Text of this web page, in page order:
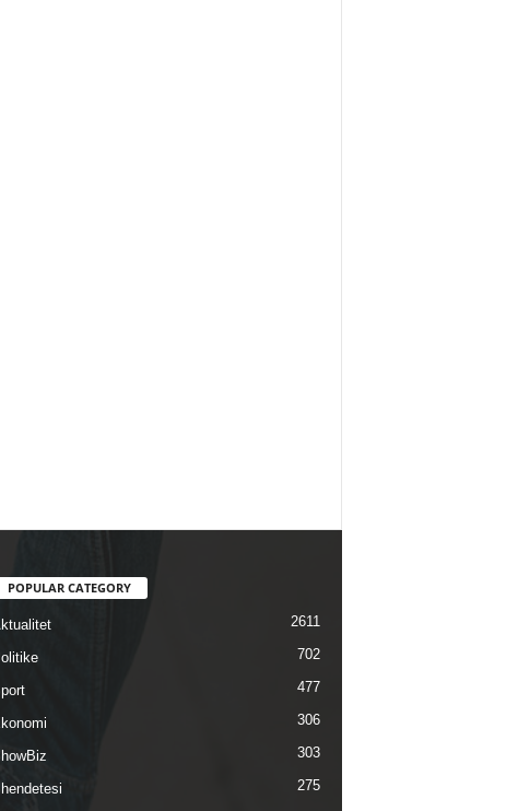
POPULAR CATEGORY
2611
702
477
306
303
275